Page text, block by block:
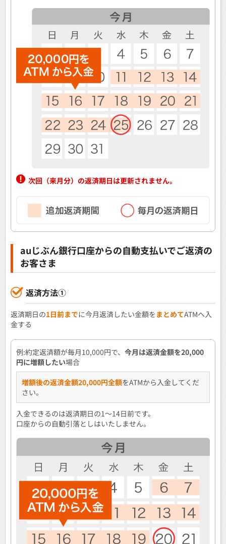
次回（来月分）の返済期日は更新されません。
auじぶん銀行口座からの自動支払いでご返済の
お客さま
返済方法①
返済期日の1日前までに今月返済したい金額をまとめてATMへ入
金する
例:約定返済額が毎月10,000円で、 今月は返済金額を20,000
円に増額したい場合
増額後の返済金額20,000円全額をATMから入金してくだ
さい。
入金できるのは返済期日の1～14日前です。
口座からの自動引落としはいたしません。